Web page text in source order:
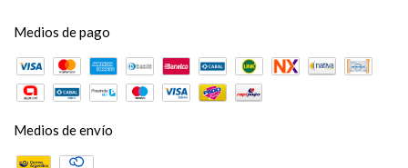
Medios de pago
Medios de envío